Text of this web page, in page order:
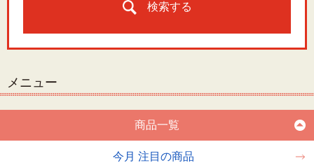
検索する
メニュー
商品一覧
今月 注目の商品